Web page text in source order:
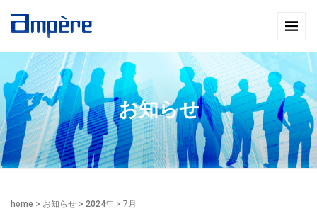
お知らせ
home > お知らせ > 2024年 > 7月